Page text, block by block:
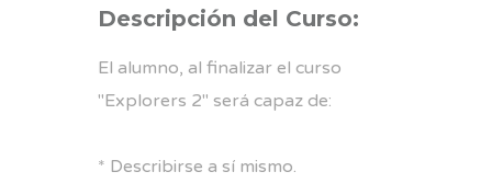
Descripción del Curso:
El alumno, al finalizar el curso
"Explorers 2" será capaz de:
* Describirse a sí mismo.